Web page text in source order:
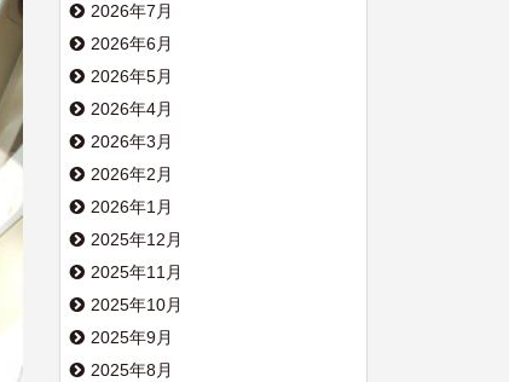
2026年7月
2026年6月
2026年5月
2026年4月
2026年3月
2026年2月
2026年1月
2025年12月
2025年11月
2025年10月
2025年9月
2025年8月